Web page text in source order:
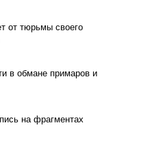
от тюрьмы своего
в обмане примаров и
на фрагментах